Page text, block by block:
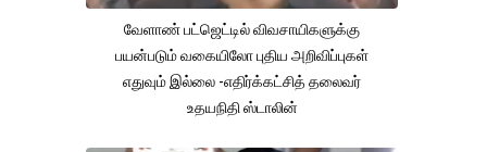
வேளாண் பட்ஜெட்டில் விவசாயிகளுக்கு
பயன்படும் வகையிலோ புதிய அறிவிப்புகள்
எதுவும் இல்லை -எதிர்க்கட்சித் தலைவர்
உதயநிதி ஸ்டாலின்